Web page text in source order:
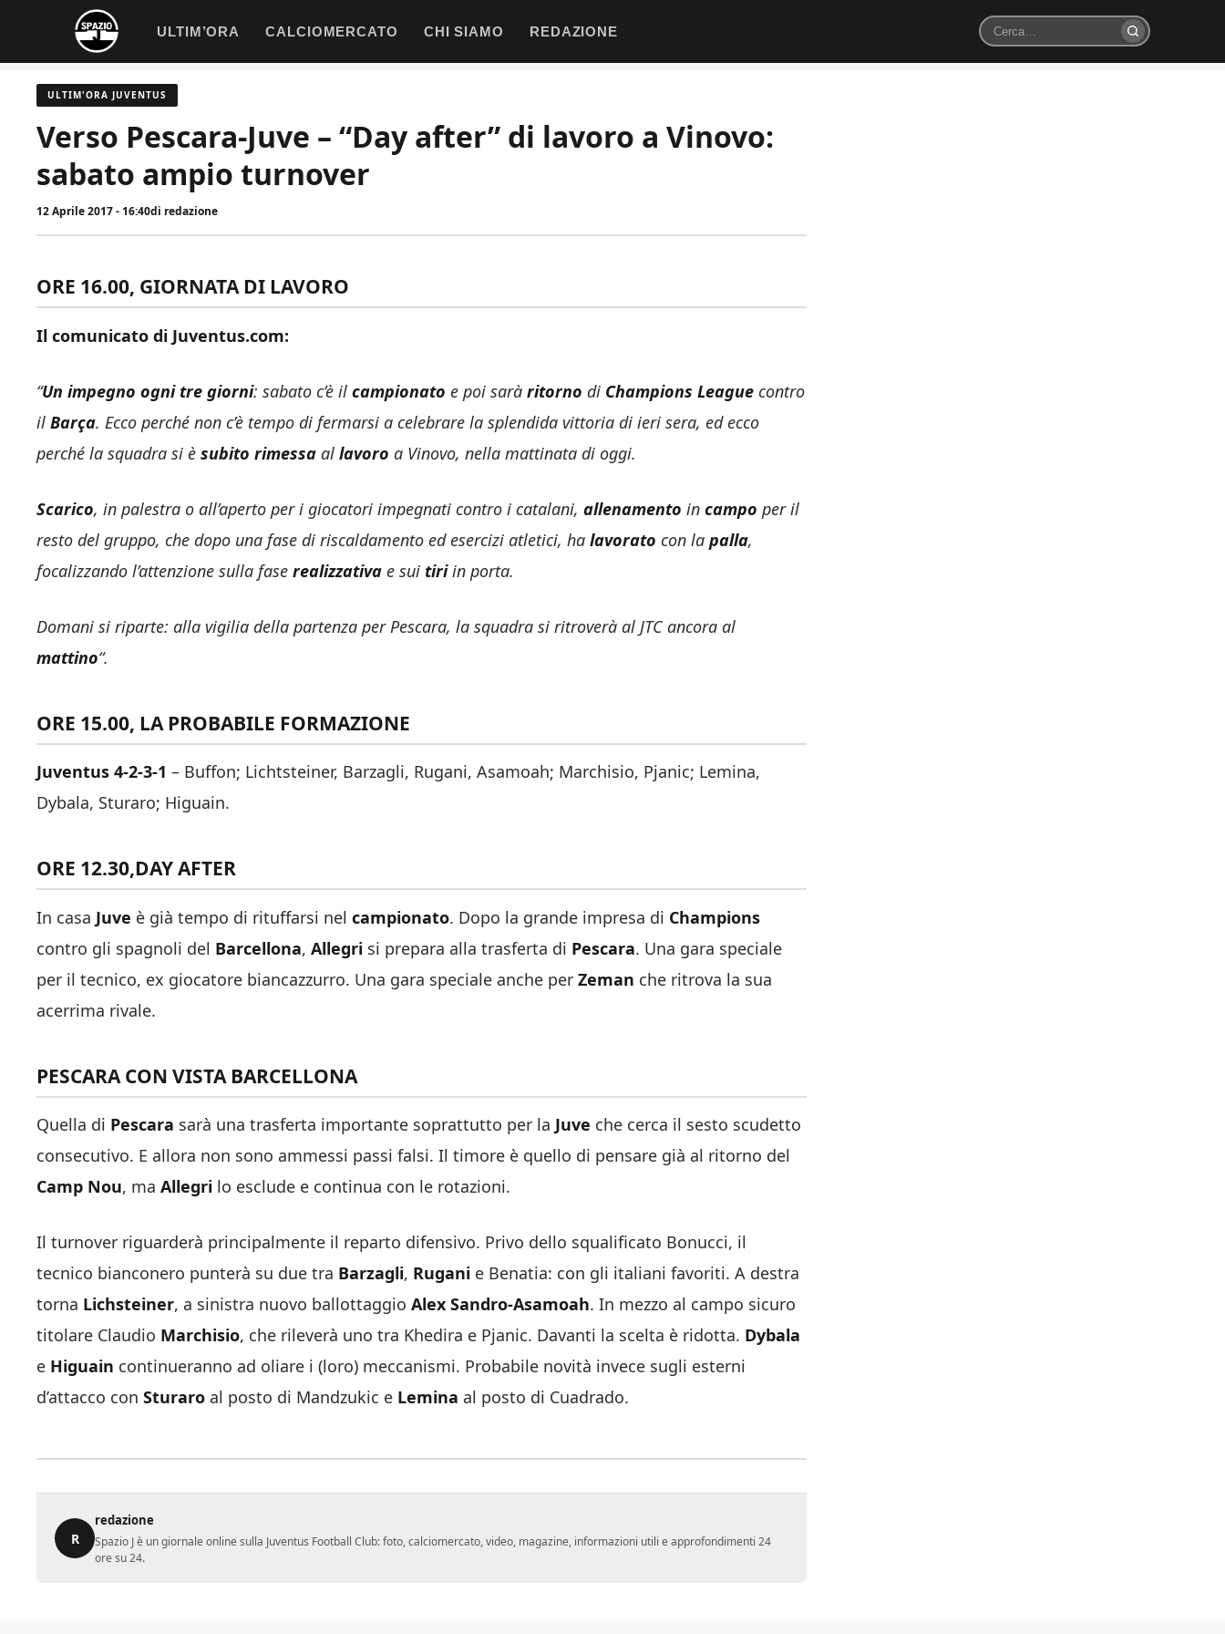
contenuto
ULTIM’ORA CALCIOMERCATO CHI SIAMO REDAZIONE
Cerca
ULTIM'ORA JUVENTUS
Verso Pescara-Juve – “Day after” di lavoro a Vinovo:
sabato ampio turnover
12 Aprile 2017 - 16:40di redazione
ORE 16.00, GIORNATA DI LAVORO
Il comunicato di Juventus.com:
“Un impegno ogni tre giorni: sabato c’è il campionato e poi sarà ritorno di Champions League contro
il Barça. Ecco perché non c’è tempo di fermarsi a celebrare la splendida vittoria di ieri sera, ed ecco
perché la squadra si è subito rimessa al lavoro a Vinovo, nella mattinata di oggi.
Scarico, in palestra o all’aperto per i giocatori impegnati contro i catalani, allenamento in campo per il
resto del gruppo, che dopo una fase di riscaldamento ed esercizi atletici, ha lavorato con la palla,
focalizzando l’attenzione sulla fase realizzativa e sui tiriin porta.
Domani si riparte: alla vigilia della partenza per Pescara, la squadra si ritroverà al JTC ancora al
mattino“.
ORE 15.00, LA PROBABILE FORMAZIONE
Juventus 4-2-3-1 – Buffon; Lichtsteiner, Barzagli, Rugani, Asamoah; Marchisio, Pjanic; Lemina,
Dybala, Sturaro; Higuain.
ORE 12.30,DAY AFTER
In casa Juve è già tempo di rituffarsi nel campionato. Dopo la grande impresa di Champions
contro gli spagnoli del Barcellona, Allegri si prepara alla trasferta di Pescara. Una gara speciale
per il tecnico, ex giocatore biancazzurro. Una gara speciale anche per Zeman che ritrova la sua
acerrima rivale.
PESCARA CON VISTA BARCELLONA
Quella di Pescara sarà una trasferta importante soprattutto per la Juve che cerca il sesto scudetto
consecutivo. E allora non sono ammessi passi falsi. Il timore è quello di pensare già al ritorno del
Camp Nou, ma Allegri lo esclude e continua con le rotazioni.
Il turnover riguarderà principalmente il reparto difensivo. Privo dello squalificato Bonucci, il
tecnico bianconero punterà su due tra Barzagli, Rugani e Benatia: con gli italiani favoriti. A destra
torna Lichsteiner, a sinistra nuovo ballottaggio Alex Sandro-Asamoah. In mezzo al campo sicuro
titolare Claudio Marchisio, che rileverà uno tra Khedira e Pjanic. Davanti la scelta è ridotta. Dybala
e Higuain continueranno ad oliare i (loro) meccanismi. Probabile novità invece sugli esterni
d’attacco con Sturaro al posto di Mandzukic e Lemina al posto di Cuadrado.
R
redazione
Spazio J è un giornale online sulla Juventus Football Club: foto, calciomercato, video, magazine, informazioni utili e approfondimenti 24
ore su 24.